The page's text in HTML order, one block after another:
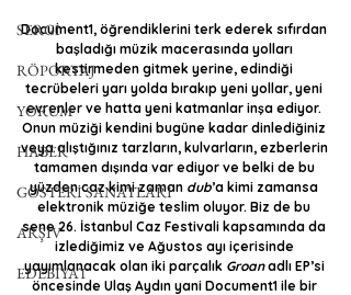
SERGİ
RÖPORTAJ
YORUM
HABER
GÖSTERİ SANATLARI
ARŞİV
EDEBİYAT
Document1, öğrendiklerini terk ederek sıfırdan
başladığı müzik macerasında yolları
kestirmeden gitmek yerine, edindiği
tecrübeleri yarı yolda bırakıp yeni yollar, yeni
evrenler ve hatta yeni katmanlar inşa ediyor.
Onun müziği kendini bugüne kadar dinlediğiniz
veya alıştığınız tarzların, kulvarların, ezberlerin
tamamen dışında var ediyor ve belki de bu
yüzden caz kimi zaman dub’a kimi zamansa
elektronik müziğe teslim oluyor. Biz de bu
sene 26. İstanbul Caz Festivali kapsamında da
izlediğimiz ve Ağustos ayı içerisinde
yayımlanacak olan iki parçalık Groan adlı EP’si
öncesinde Ulaş Aydın yani Document1 ile bir